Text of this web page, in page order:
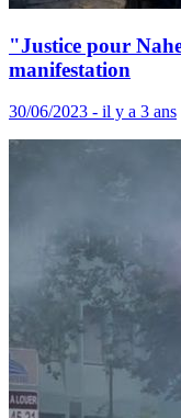
"Justice pour
manifestation
30/06/2023 - il y a 3 ans